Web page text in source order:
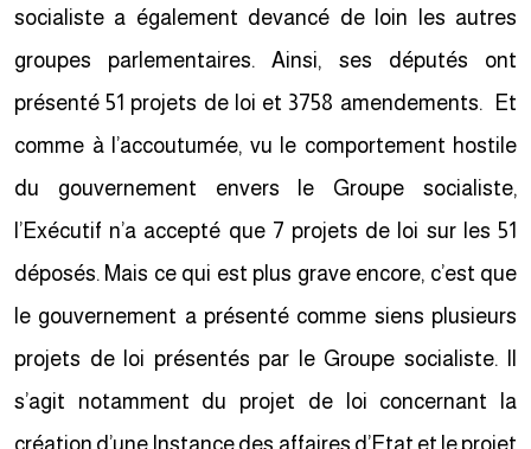
socialiste a également devancé de loin les autres
groupes parlementaires. Ainsi, ses députés ont
présenté 51 projets de loi et 3758 amendements. Et
comme à l’accoutumée, vu le comportement hostile
du gouvernement envers le Groupe socialiste,
l’Exécutif n’a accepté que 7 projets de loi sur les 51
déposés. Mais ce qui est plus grave encore, c’est que
le gouvernement a présenté comme siens plusieurs
projets de loi présentés par le Groupe socialiste. Il
s’agit notamment du projet de loi concernant la
création d’une Instance des affaires d’Etat et le projet